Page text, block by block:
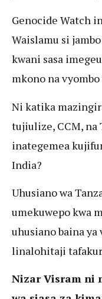
Genocide Watch
Waislamu si
kwani sasa
mkono na vyombo
Ni katika
tujiulize, CCM, na
inategemea
India?
Uhusiano wa
umekuwepo kwa
uhusiano baina ya
linalohitaji
Nizar Visram ni